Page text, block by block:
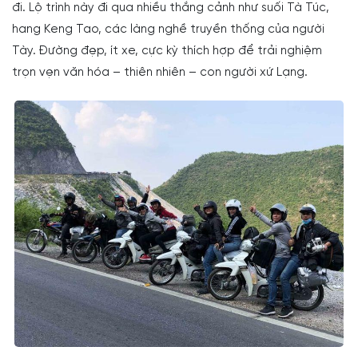
đi. Lộ trình này đi qua nhiều thắng cảnh như suối Tà Túc,
hang Keng Tao, các làng nghề truyền thống của người
Tày. Đường đẹp, ít xe, cực kỳ thích hợp để trải nghiệm
trọn vẹn văn hóa – thiên nhiên – con người xứ Lạng.